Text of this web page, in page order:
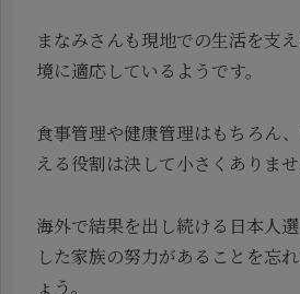
まなみさんも現地での生活を支
境に適応しているようです。
食事管理や健康管理はもちろん
える役割は決して小さくありませ
海外で結果を出し続ける日本人
した家族の努力があることを忘
ょう。